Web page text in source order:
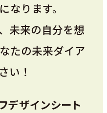
なります。
未来の自分を想
たの未来ダイア
い！
デザインシート